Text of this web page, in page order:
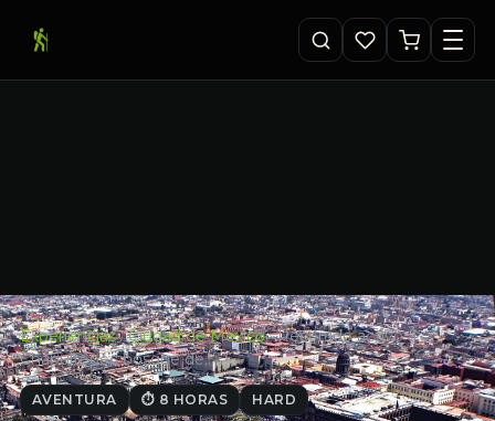
Experiencias · Ciudad de Mexico · Recorrido activo a
Chapultepec bosque de…
AVENTURA ⏱ 8 HORAS HARD